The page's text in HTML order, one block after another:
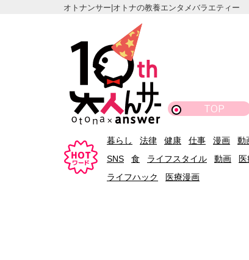
オトナンサー|オトナの教養エンタメバラエティー
TOP
暮らし 法律 健康 仕事 漫画 動
SNS
食 ライフスタイル 動画
ライフハック
医療漫画